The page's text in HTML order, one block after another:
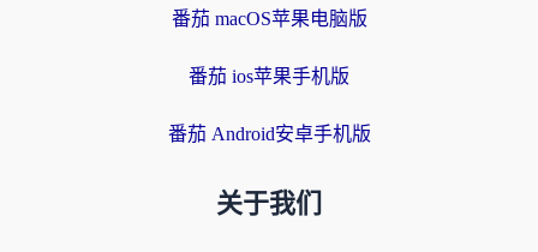
番茄 macOS苹果电脑版
番茄 ios苹果手机版
番茄 Android安卓手机版
关于我们